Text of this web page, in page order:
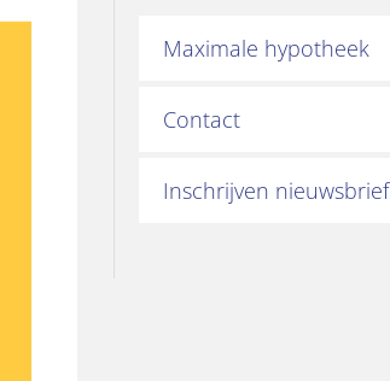
Maximale hypotheek
Contact
Inschrijven nieuwsbrief